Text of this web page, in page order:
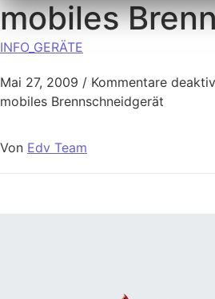
mobiles
INFO_GERÄTE
Mai 27, 2009 / Kommentare
mobiles Brennschneidgerät
Von Edv Team